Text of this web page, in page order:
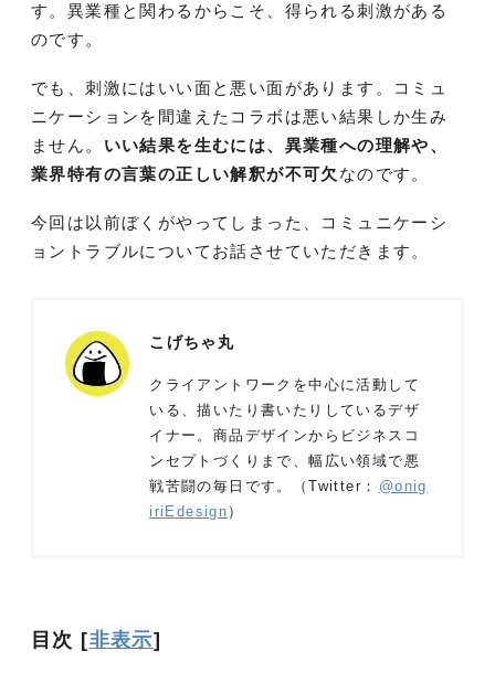
す。異業種と関わるからこそ、得られる刺激がある
のです。
でも、刺激にはいい面と悪い面があります。コミュ
ニケーションを間違えたコラボは悪い結果しか生み
ません。 いい結果を生むには、異業種への理解や、
業界特有の言葉の正しい解釈が不可欠 なのです。
今回は以前ぼくがやってしまった、コミュニケーシ
ョントラブルについてお話させていただきます。
こげちゃ丸
クライアントワークを中心に活動して
いる、描いたり書いたりしているデザ
イナー。商品デザインからビジネスコ
ンセプトづくりまで、幅広い領域で悪
戦苦闘の毎日です。（Twitter： @onig
iriEdesign ）
目次 [非表示]